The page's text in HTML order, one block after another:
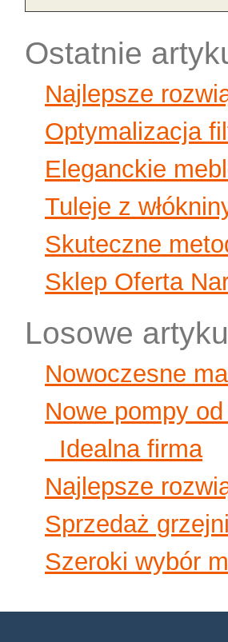
Ostatnie
Najlepsze
Optymalizacja
Eleganckie
Tuleje z
Skuteczne
Sklep Oferta
Losowe
Nowoczesne
Nowe pompy
Idealna firma
Najlepsze
Sprzedaż
Szeroki wybór